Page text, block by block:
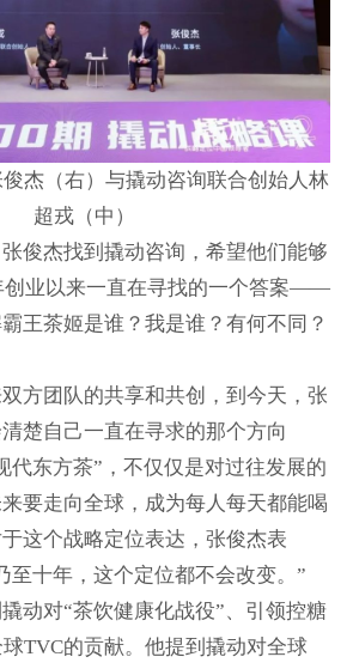
杰（右）与撬动咨询联合创始人林
超戎（中）
杰找到撬动咨询，希望他们能够
创业以来一直在寻找的一个答案——
王茶姬是谁？我是谁？有何不同？
团队的共享和共创，到今天，张
楚自己一直在寻求的那个方向
东方茶”，不仅仅是对过往发展的
要走向全球，成为每人每天都能喝
这个战略定位表达，张俊杰表
至十年，这个定位都不会改变。”
对“茶饮健康化战役”、引领控糖
TVC的贡献。他提到撬动对全球